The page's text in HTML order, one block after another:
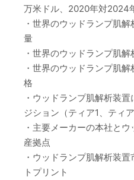
万米ドル、2020年対2024
・世界のウッドランプ肌
量
・世界のウッドランプ肌
・世界のウッドランプ肌
格
・ウッドランプ肌解析装
ジション（ティア1、ティ
・主要メーカーの本社と
産拠点
・ウッドランプ肌解析装
トプリント